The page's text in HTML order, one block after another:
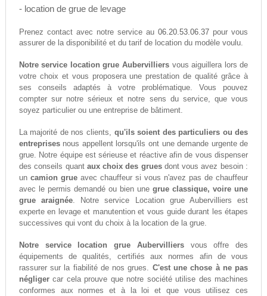
- location de grue de levage
Prenez contact avec notre service au06.20.53.06.37 pour vous
assurer de la disponibilité et du tarif de location du modèle voulu.
Notre service location grue Aubervilliers vous aiguillera lors de
votre choix et vous proposera une prestation de qualité grâce à
ses conseils adaptés à votre problématique. Vous pouvez
compter sur notre sérieux et notre sens du service, que vous
soyez particulier ou une entreprise de bâtiment.
La majorité de nos clients, qu'ils soient des particuliers ou des
entreprisesnous appellent lorsqu'ils ont une demande urgente de
grue. Notre équipe est sérieuse et réactive afin de vous dispenser
des conseils quant aux choix des gruesdont vous avez besoin :
un camion grueavec chauffeur si vous n'avez pas de chauffeur
avec le permis demandé ou bien unegrue classique, voire une
grue araignée. Notre service Location grue Aubervilliers est
experte en levage et manutention et vous guide durant les étapes
successives qui vont du choix à la location de la grue.
Notre service location grue Aubervilliersvous offre des
équipements de qualités, certifiés aux normes afin de vous
rassurer sur la fiabilité de nos grues. C'est une chose à ne pas
négligercar cela prouve que notre société utilise des machines
conformes aux normes et à la loi et que vous utilisez ces